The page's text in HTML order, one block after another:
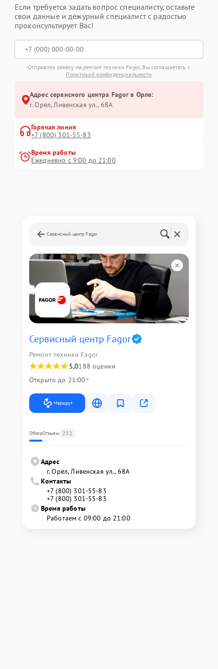
Если требуется задать вопрос специалисту, оставьте
свои данные и дежурный специалист с радостью
проконсультирует Вас!
Отправляя заявку на ремонт техники Fagor, Вы соглашаетесь с
Политикой конфиденциальности
Адрес сервисного центра Fagor в Орле:
г. Орёл, Ливенская ул., 68А
Горячая линия
+7 (800) 301-55-83
Время работы
Ежедневно с 9:00 до 21:00
Сервисный центр Fagor
Сервисный центр Fagor
Ремонт техники Fagor
5,0188 оценки
Открыто до 21:00
Маршрут
ОбзорОтзывы 232
Адрес
г. Орёл, Ливенская ул., 68А
Контакты
+7 (800) 301-55-83
+7 (800) 301-55-83
Время работы
Работаем с 09:00 до 21:00